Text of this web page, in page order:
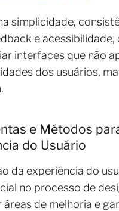
simplicidade,
e acessibilidade,
interfaces que não
dos usuários,
e Métodos
do Usuário
da experiência do
no processo de
de melhoria e